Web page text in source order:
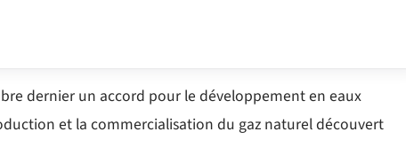
dernier un accord pour le développement en eaux
et la commercialisation du gaz naturel découvert